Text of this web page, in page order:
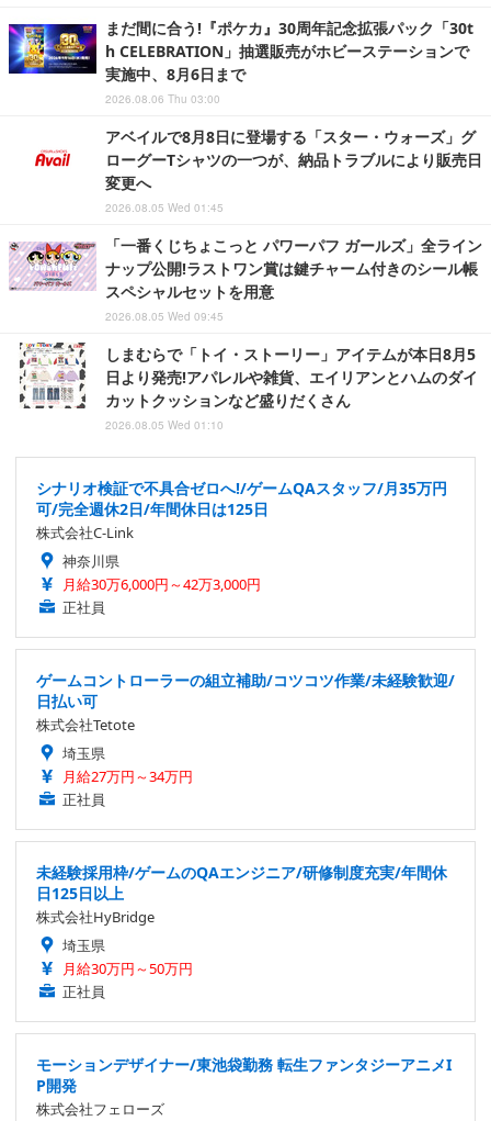
まだ間に合う!『ポケカ』30周年記念拡張パック「30t
h CELEBRATION」抽選販売がホビーステーションで
実施中、8月6日まで
2026.08.06 Thu 03:00
アベイルで8月8日に登場する「スター・ウォーズ」グ
ローグーTシャツの一つが、納品トラブルにより販売日
変更へ
2026.08.05 Wed 01:45
「一番くじちょこっと パワーパフ ガールズ」全ライン
ナップ公開!ラストワン賞は鍵チャーム付きのシール帳
スペシャルセットを用意
2026.08.05 Wed 09:45
しまむらで「トイ・ストーリー」アイテムが本日8月5
日より発売!アパレルや雑貨、エイリアンとハムのダイ
カットクッションなど盛りだくさん
2026.08.05 Wed 01:10
シナリオ検証で不具合ゼロへ!/ゲームQAスタッフ/月35万円
可/完全週休2日/年間休日は125日
株式会社C-Link
神奈川県
月給30万6,000円～42万3,000円
正社員
ゲームコントローラーの組立補助/コツコツ作業/未経験歓迎/
日払い可
株式会社Tetote
埼玉県
月給27万円～34万円
正社員
未経験採用枠/ゲームのQAエンジニア/研修制度充実/年間休
日125日以上
株式会社HyBridge
埼玉県
月給30万円～50万円
正社員
モーションデザイナー/東池袋勤務 転生ファンタジーアニメI
P開発
株式会社フェローズ